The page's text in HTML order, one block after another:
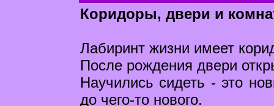
Коридоры, двери и
Лабиринт жизни имеет
После рождения двери
Научились сидеть - это
до чего-то нового.